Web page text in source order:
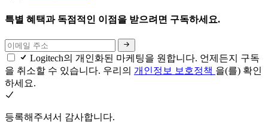
특별 혜택과 독점적인 이점을 받으려면 구독하세요.
Logitech의 개인화된 마케팅을 원합니다. 언제든지 구독
을 취소할 수 있습니다. 우리의 개인정보 보호정책 을(를) 확인
하세요.
등록해주셔서 감사합니다.